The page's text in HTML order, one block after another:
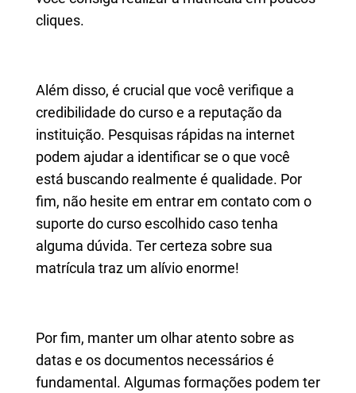
cliques.
Além disso, é crucial que você verifique a
credibilidade do curso e a reputação da
instituição. Pesquisas rápidas na internet
podem ajudar a identificar se o que você
está buscando realmente é qualidade. Por
fim, não hesite em entrar em contato com o
suporte do curso escolhido caso tenha
alguma dúvida. Ter certeza sobre sua
matrícula traz um alívio enorme!
Por fim, manter um olhar atento sobre as
datas e os documentos necessários é
fundamental. Algumas formações podem ter